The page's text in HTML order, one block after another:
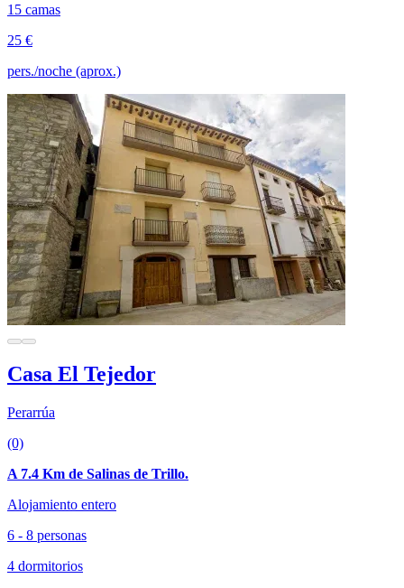
15 camas
25 €
pers./noche (aprox.)
Casa El Tejedor
Perarrúa
(0)
A 7.4 Km de Salinas de Trillo.
Alojamiento entero
6 - 8 personas
4 dormitorios